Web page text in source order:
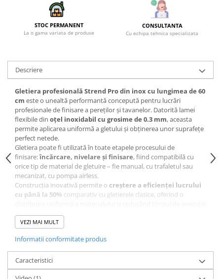
Accesorii corpuri de iluminat
Lampi de veghe copii
Proiectoare
CRACIUN
Accesorii decorative
Caciuli
Figurine si decoratiuni Craciun
Globuri
Instalatii de Craciun
Lumanari si candele
Suporturi lumanari
Curatenie
Maturi, Mopuri si galeti
Servetele umede
STOC PERMANENT
La o gama variata de produse
CONSULTANTA
Cu echipa tehnica specializata
Descriere
Gletiera profesională Strend Pro din inox cu lungimea de 60
cm este o unealtă performantă concepută pentru lucrări
profesionale de finisare a pereților și tavanelor. Datorită lamei
flexibile din oțel inoxidabil cu grosime de 0.3 mm, aceasta
permite aplicarea uniformă a gletului și obținerea unor suprafețe
perfect netede.
Gletiera poate fi utilizată în toate etapele procesului de
finisare:încărcare, nivelare și finisare, fiind compatibilă cu
orice tip de material de gletuire – fie manual, cu trafaletul sau
mecanizat, cu pompa airless.
Construcția inovativă permite o creștere a eficienței lucrului
cu până la 50% comparativ cu gletierele clasice, oferind o
al lucrărilor.
Lama subțire din inox este
se obține un finisaj foarte fin, care necesită o șlefuire minimă sau
chiar elimină complet această etapă.
Un alt avantaj important este
conceput pentru a se potrivi perfect în palmă și pentru a reduce
VEZI MAI MULT
Informatii conformitate produs
Caracteristici